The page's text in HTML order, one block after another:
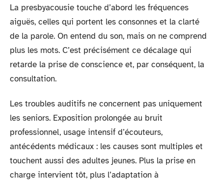
La presbyacousie touche d’abord les fréquences
aiguës, celles qui portent les consonnes et la clarté
de la parole. On entend du son, mais on ne comprend
plus les mots. C’est précisément ce décalage qui
retarde la prise de conscience et, par conséquent, la
consultation.
Les troubles auditifs ne concernent pas uniquement
les seniors. Exposition prolongée au bruit
professionnel, usage intensif d’écouteurs,
antécédents médicaux : les causes sont multiples et
touchent aussi des adultes jeunes. Plus la prise en
charge intervient tôt, plus l’adaptation à